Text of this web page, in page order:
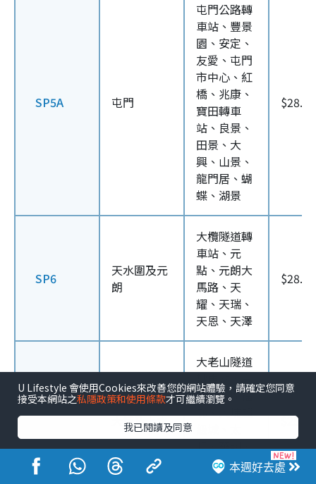
SP5A 屯門
屯門公路轉
車站、豐景
園、安定、
友愛、屯門
市中心、紅
橋、兆康、
寶田轉車
站、良景、
田景、大
興、山景、
龍門居、蝴
蝶、湖景
$28.4
SP6
天水圍及元
朗
大欖隧道轉
車站、元
點、元朗大
馬路、天
耀、天瑞、
天恩、天澤
$28.4
SP7 大埔及上水
大老山隧道
石角、廣福
邨、大埔超
和、華明、
粉嶺站轉車
$25.6
本週好去處
U Lifestyle 會使用Cookies來改善您的網站體驗，請確定您同意
接受本網站之私隱政策和使用條款才可繼續瀏覽。
我已閱讀及同意